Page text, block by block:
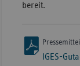
bereit.
IGES-